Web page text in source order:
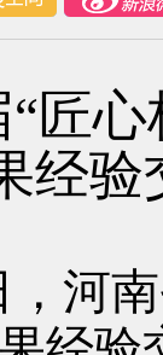
匠
经验
，河